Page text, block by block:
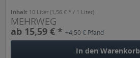
Inhalt 10 Liter(1,56 € * / 1 Liter)
MEHRWEG
ab 15,59 € *+4,50 € Pfand
In den Warenkorb